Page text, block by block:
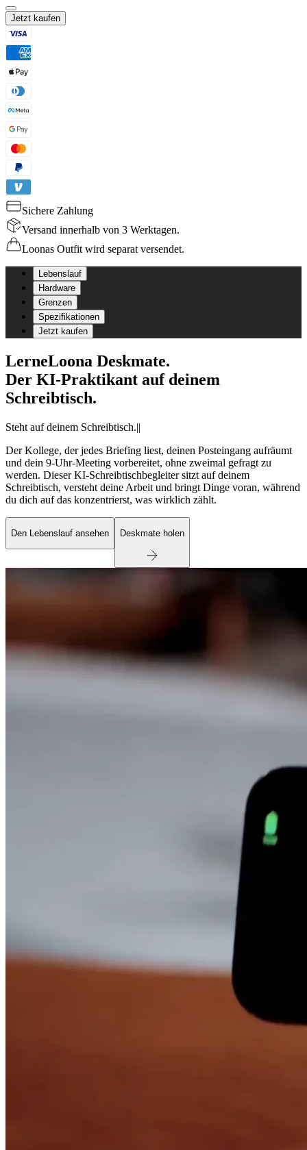
Jetzt kaufen
Sichere Zahlung
Versand innerhalb von 3 Werktagen.
Loonas Outfit wird separat versendet.
Lebenslauf
Hardware
Grenzen
Spezifikationen
Jetzt kaufen
LerneLoona Deskmate.
Der KI-Praktikant auf deinem
Schreibtisch.
Steht auf deinem Schreibtisch.||
Der Kollege, der jedes Briefing liest, deinen Posteingang aufräumt
und dein 9-Uhr-Meeting vorbereitet, ohne zweimal gefragt zu
werden. Dieser KI-Schreibtischbegleiter sitzt auf deinem
Schreibtisch, versteht deine Arbeit und bringt Dinge voran, während
du dich auf das konzentrierst, was wirklich zählt.
Den Lebenslauf ansehen Deskmate holen